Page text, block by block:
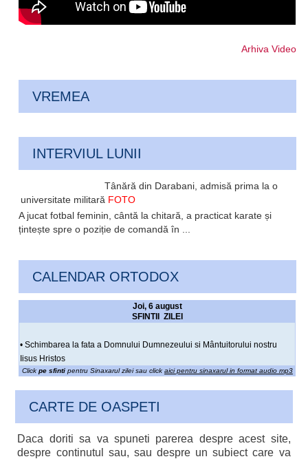
Arhiva Video
VREMEA
INTERVIUL LUNII
Tânără din Darabani, admisă prima la o
universitate militară FOTO
A jucat fotbal feminin, cântă la chitară, a practicat karate și
țintește spre o poziție de comandă în ...
CALENDAR ORTODOX
Joi, 6 august
SFINTII ZILEI
• Schimbarea la fata a Domnului Dumnezeului si Mântuitorului nostru
Iisus Hristos
Click pe sfintipentru Sinaxarul zilei sau click aici pentru sinaxarul in format audio mp3
CARTE DE OASPETI
Daca doriti sa va spuneti parerea despre acest site,
despre continutul sau, sau despre un subiect care va